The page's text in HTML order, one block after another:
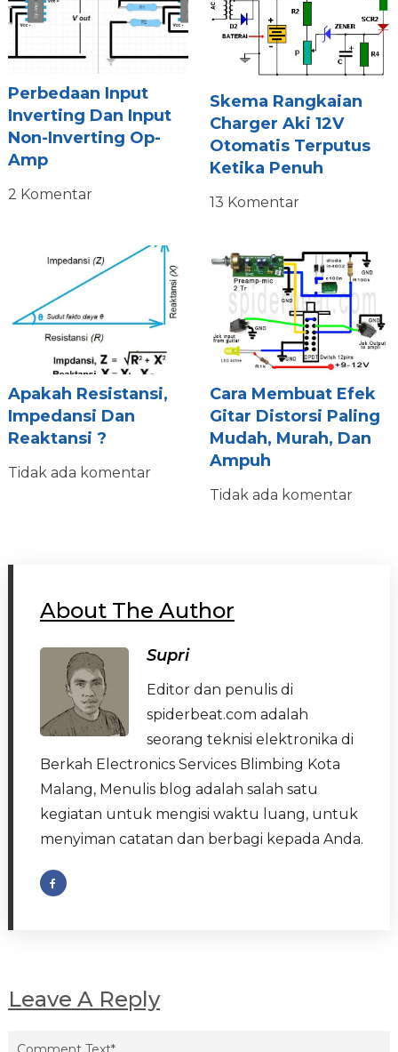
Perbedaan Input
Inverting Dan Input
Non-Inverting Op-
Amp
2 Komentar
Skema Rangkaian
Charger Aki 12V
Otomatis Terputus
Ketika Penuh
13 Komentar
Apakah Resistansi,
Impedansi Dan
Reaktansi ?
Tidak ada komentar
Cara Membuat Efek
Gitar Distorsi Paling
Mudah, Murah, Dan
Ampuh
Tidak ada komentar
About The Author
Supri
Editor dan penulis di
spiderbeat.com adalah
seorang teknisi elektronika di
Berkah Electronics Services Blimbing Kota
Malang, Menulis blog adalah salah satu
kegiatan untuk mengisi waktu luang, untuk
menyiman catatan dan berbagi kepada Anda.
Leave A Reply